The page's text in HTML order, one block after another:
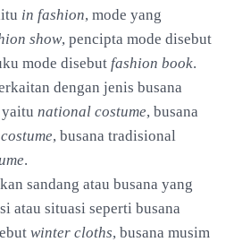
in fashion, mode yang
show, pencipta mode disebut
mode disebut fashion book.
dengan jenis busana
national costume, busana
, busana tradisional
.
sandang atau busana yang
atau situasi seperti busana
winter cloths, busana musim